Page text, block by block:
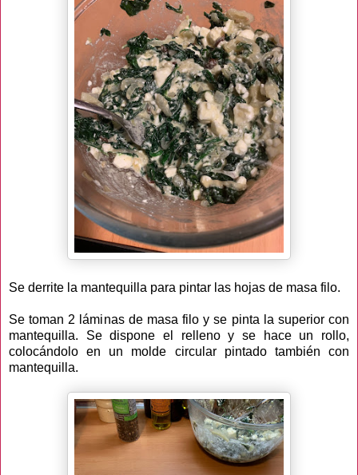
Se derrite la mantequilla para pintar las hojas de masa filo.
Se toman 2 láminas de masa filo y se pinta la superior con
mantequilla. Se dispone el relleno y se hace un rollo,
colocándolo en un molde circular pintado también con
mantequilla.